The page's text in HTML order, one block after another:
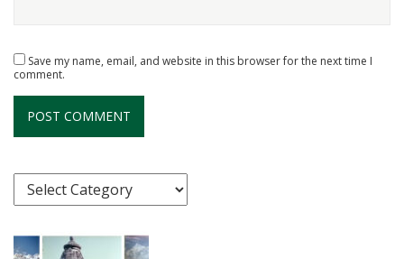
Save my name, email, and website in this browser for the next time I
comment.